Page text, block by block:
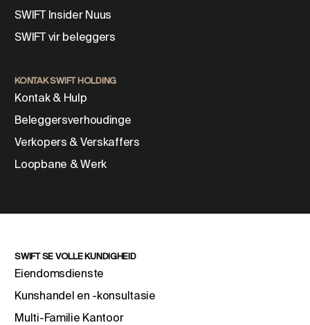
SWIFT Insider Nuus
SWIFT vir beleggers
KONTAK SWIFT HOLDING
Kontak & Hulp
Beleggersverhoudinge
Verkopers & Verskaffers
Loopbane & Werk
SWIFT SE VOLLE KUNDIGHEID
Eiendomsdienste
Kunshandel en -konsultasie
Multi-Familie Kantoor